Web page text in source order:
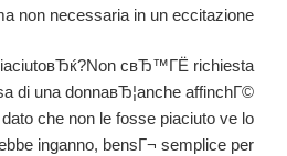
non necessaria in un eccitazione.
cвЂ™ГЁ richiesta
di una donnaвЂ¦anche affinchГ©
che non le fosse piaciuto ve lo
inganno, bensГ¬ semplice per